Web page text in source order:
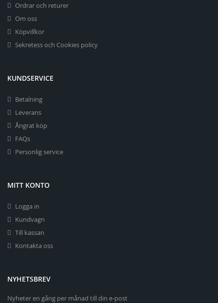
Ordrar och returer
Om oss
Köpvillkor
Sekretess och Cookies policy
KUNDSERVICE
Betalning
Leverans
Ångrat köp
FAQs
Personlig service
MITT KONTO
Logga in
Kundvagn
Till kassan
Kontakta oss
NYHETSBREV
Nyheter en gång per månad till din e-post